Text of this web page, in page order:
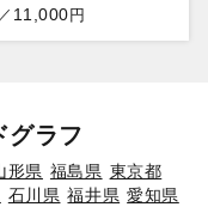
11,000円
グラフ
形県 福島県 東京都
石川県 福井県 愛知県